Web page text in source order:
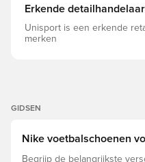
Erkende detailhandelaar
Unisport is een erkende
merken
GIDSEN
Nike voetbalschoenen
Begrijp de belangrijkste